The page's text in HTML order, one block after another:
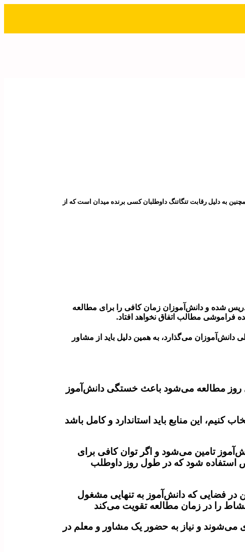
به دلیل رقابت تنگاتنگ داوطلبان کسی برنده میدان است که از
شده و دانش‌آموزان زمان کافی را برای مطالعه
فراموشی مطالب اتفاق نخواهد افتاد.
دانش‌آموزان می‌گذارد، به همین دلیل باید از مشاور
مطالعه می‌شود باعث خستگی دانش‌آموز
این منابع باید استاندارد و کامل باشد
تامین می‌شود و اگر توان کافی برای
استفاده شود که در طول روز داوطلب
فضایی که دانش‌آموز به تنهایی مشغول
را در زمان مطالعه تقویت می‌کند
و نیاز به حضور یک مشاور و معلم در